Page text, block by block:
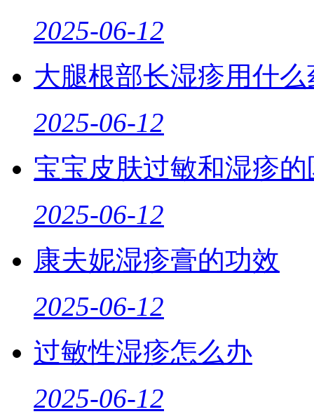
2025-06-12
大腿根部长湿疹用什么
2025-06-12
宝宝皮肤过敏和湿疹的
2025-06-12
康夫妮湿疹膏的功效
2025-06-12
过敏性湿疹怎么办
2025-06-12